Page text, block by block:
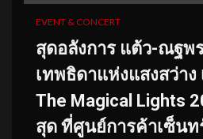
EVENT & CONCERT
สุดอลังการ แต้ว-ณฐพ
เทพธิดาแห่งแสงสว่า
The Magical Lights
สุด ที่ศูนย์การค้าเซ็น